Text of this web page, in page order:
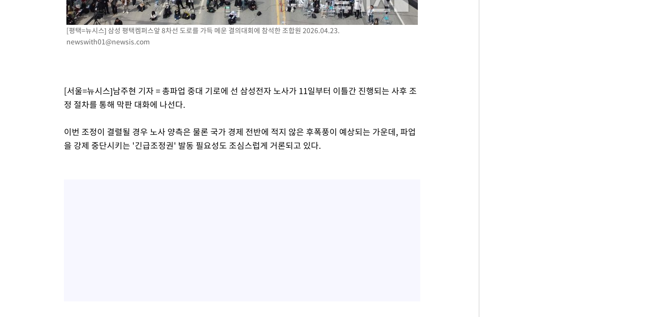
[평택=뉴시스] 삼성 평택켐퍼스앞 8차선 도로를 가득 메운 결의대회에 참석한 조합원 2026.04.23.
newswith01@newsis.com
[서울=뉴시스]남주현 기자 = 총파업 중대 기로에 선 삼성전자 노사가 11일부터 이틀간 진행되는 사후 조
정 절차를 통해 막판 대화에 나선다.
이번 조정이 결렬될 경우 노사 양측은 물론 국가 경제 전반에 적지 않은 후폭풍이 예상되는 가운데, 파업
을 강제 중단시키는 '긴급조정권' 발동 필요성도 조심스럽게 거론되고 있다.